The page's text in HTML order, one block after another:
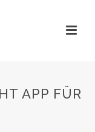
APP FÜR